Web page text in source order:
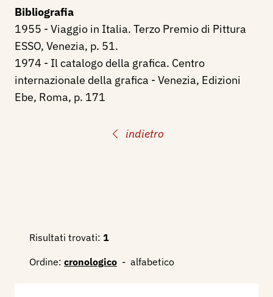
indietro
Bibliografia
1955 - Viaggio in Italia. Terzo Premio di Pittura
ESSO, Venezia, p. 51.
1974 - Il catalogo della grafica. Centro
internazionale della grafica - Venezia, Edizioni
Ebe, Roma, p. 171
Risultati trovati: 1
Ordine: cronologico - alfabetico